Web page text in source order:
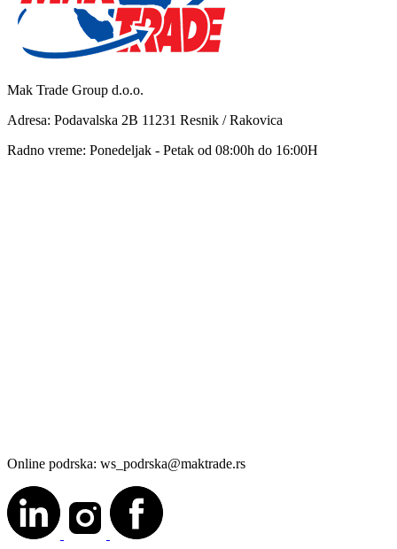
Mak Trade Group d.o.o.
Adresa: Podavalska 2B 11231 Resnik / Rakovica
Radno vreme: Ponedeljak - Petak od 08:00h do 16:00H
Online podrska: ws_podrska@maktrade.rs